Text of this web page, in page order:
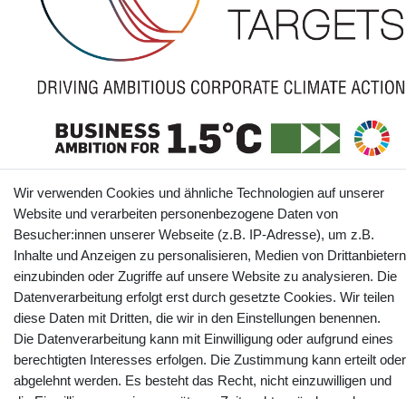
The SBTi has approved webtotrade GmbH’s near-term science-based
emissions reduction target: webtotrade GmbH commits to reduce absolute
and to measure and reduce its scope 3 emissions.
Informationen
Vertrag widerrufen Kontakt
YouTube Facebook Instagram
Wir verwenden Cookies und ähnliche Technologien auf unserer
Website und verarbeiten personenbezogene Daten von
Besucher:innen unserer Webseite (z.B. IP-Adresse), um z.B.
Inhalte und Anzeigen zu personalisieren, Medien von Drittanbietern
einzubinden oder Zugriffe auf unsere Website zu analysieren. Die
Datenverarbeitung erfolgt erst durch gesetzte Cookies. Wir teilen
diese Daten mit Dritten, die wir in den Einstellungen benennen.
Die Datenverarbeitung kann mit Einwilligung oder aufgrund eines
berechtigten Interesses erfolgen. Die Zustimmung kann erteilt oder
abgelehnt werden. Es besteht das Recht, nicht einzuwilligen und